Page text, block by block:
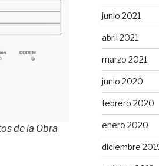
de la Obra
junio 2021
abril 2021
marzo 2021
junio 2020
febrero 2020
enero 2020
diciembre